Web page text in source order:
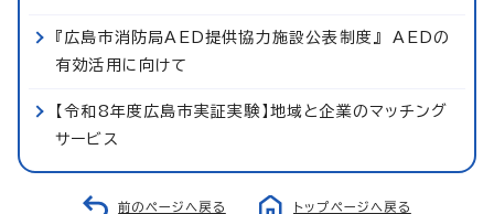
『広島市消防局AED提供協力施設公表制度』 AEDの
有効活用に向けて
【令和8年度広島市実証実験】地域と企業のマッチング
サービス
前のページへ戻る トップページへ戻る